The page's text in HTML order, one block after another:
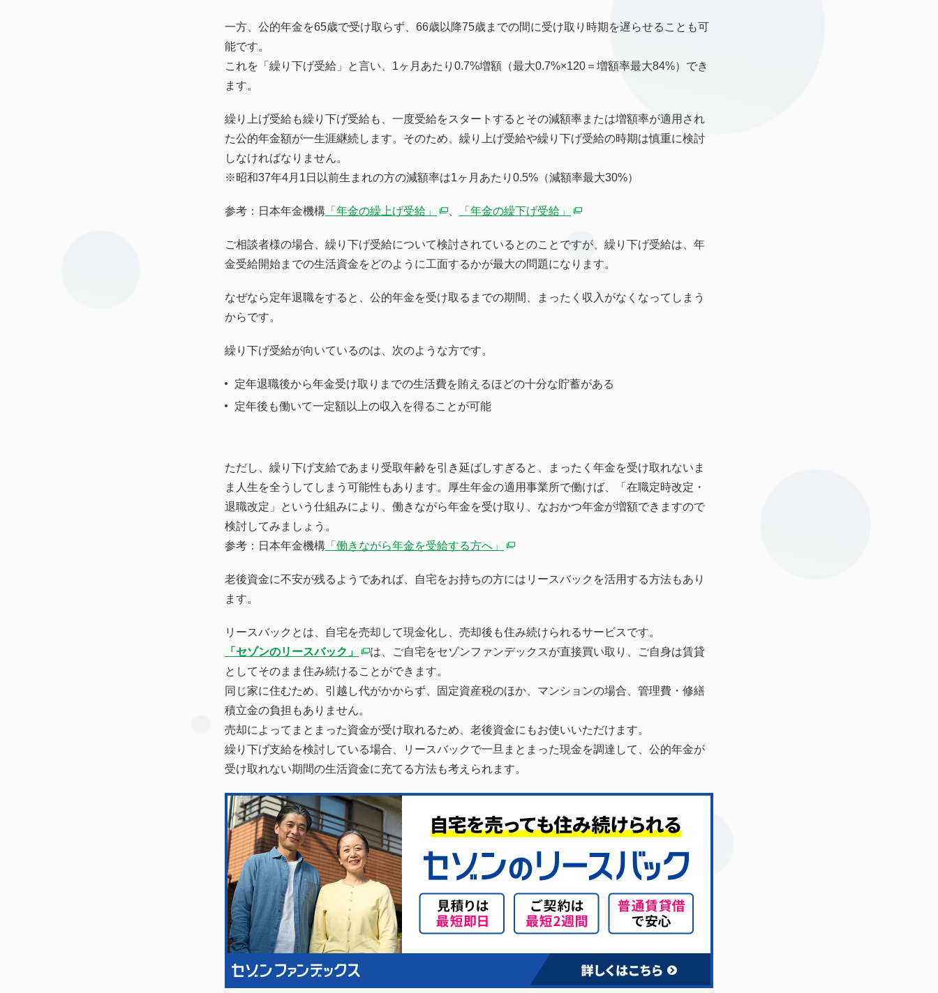
一方、公的年金を65歳で受け取らず、66歳以降75歳までの間に受け取り時期を遅らせることも可
能です。
これを「繰り下げ受給」と言い、1ヶ月あたり0.7%増額（最大0.7%×120＝増額率最大84%）でき
ます。
繰り上げ受給も繰り下げ受給も、一度受給をスタートするとその減額率または増額率が適用され
た公的年金額が一生涯継続します。そのため、繰り上げ受給や繰り下げ受給の時期は慎重に検討
しなければなりません。
※昭和37年4月1日以前生まれの方の減額率は1ヶ月あたり0.5%（減額率最大30%）
参考：日本年金機構 「年金の繰上げ受給」 「年金の繰下げ受給」
ご相談者様の場合、繰り下げ受給について検討されているとのことですが、繰り下げ受給は、年
金受給開始までの生活資金をどのように工面するかが最大の問題になります。
なぜなら定年退職をすると、公的年金を受け取るまでの期間、まったく収入がなくなってしまう
からです。
繰り下げ受給が向いているのは、次のような方です。
定年退職後から年金受け取りまでの生活費を賄えるほどの十分な貯蓄がある
定年後も働いて一定額以上の収入を得ることが可能
ただし、繰り下げ支給であまり受取年齢を引き延ばしすぎると、まったく年金を受け取れないま
ま人生を全うしてしまう可能性もあります。厚生年金の適用事業所で働けば、「在職定時改定・
退職改定」という仕組みにより、働きながら年金を受け取り、なおかつ年金が増額できますので
検討してみましょう。
参考：日本年金機構 「働きながら年金を受給する方へ」
老後資金に不安が残るようであれば、自宅をお持ちの方にはリースバックを活用する方法もあり
ます。
リースバックとは、自宅を売却して現金化し、売却後も住み続けられるサービスです。
「セゾンのリースバック」
は、ご自宅をセゾンファンデックスが直接買い取り、ご自身は賃貸
としてそのまま住み続けることができます。
同じ家に住むため、引越し代がかからず、固定資産税のほか、マンションの場合、管理費・修繕
積立金の負担もありません。
売却によってまとまった資金が受け取れるため、老後資金にもお使いいただけます。
繰り下げ支給を検討している場合、リースバックで一旦まとまった現金を調達して、公的年金が
受け取れない期間の生活資金に充てる方法も考えられます。